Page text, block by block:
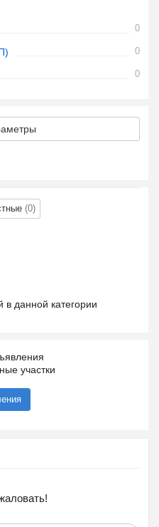
0
0
0
(0)
в данной категории
участки